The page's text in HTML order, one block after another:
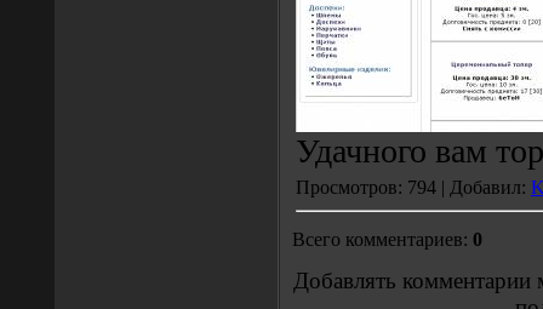
Удачного вам
Просмотров: 794 | Добавил:
Всего комментариев: 0
Добавлять комментарии